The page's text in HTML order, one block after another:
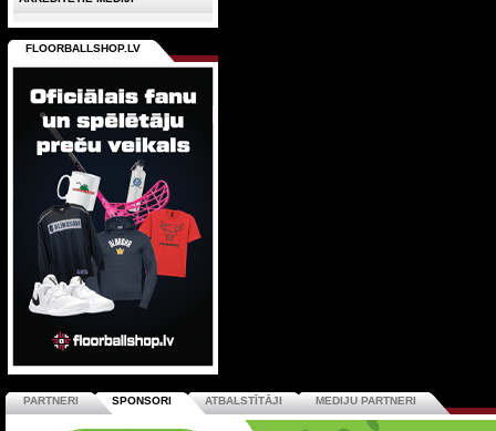
FLOORBALLSHOP.LV
PARTNERI SPONSORI ATBALSTĪTĀJI MEDIJU PARTNERI